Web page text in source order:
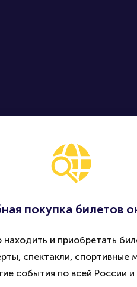
покупка билетов
находить и приобретать
спектакли, спортивные
события по всей России